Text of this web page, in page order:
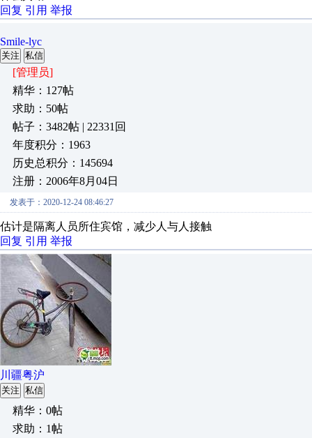
回复 引用 举报
Smile-lyc
关注 私信
[管理员]
精华：127帖
求助：50帖
帖子：3482帖 | 22331回
年度积分：1963
历史总积分：145694
注册：2006年8月04日
发表于：2020-12-24 08:46:27
估计是隔离人员所住宾馆，减少人与人接触
回复 引用 举报
川疆粤沪
关注 私信
精华：0帖
求助：1帖